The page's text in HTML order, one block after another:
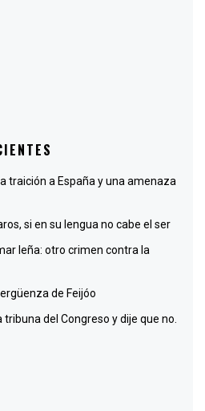
traición a España y una amenaza
si en su lengua no cabe el ser
leña: otro crimen contra la
de Feijóo
del Congreso y dije que no.